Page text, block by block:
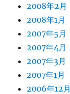
2008年2月
2008年1月
2007年5月
2007年4月
2007年3月
2007年1月
2006年12月